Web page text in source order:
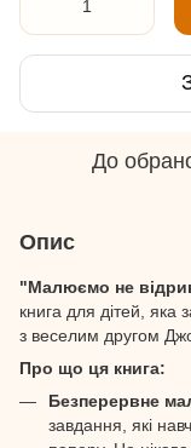
До
Опис
"Малюємо не
книга для дітей, яка
з веселим другом
Про що ця книга:
Безперервне
завдання, які